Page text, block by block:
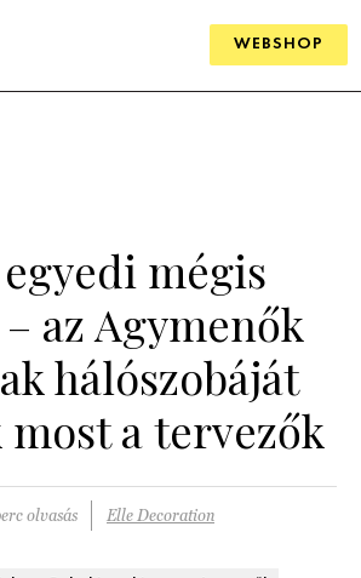
WEBSHOP
mégis
az Agymenők
hálószobáját
a tervezők
olvasás Elle Decoration